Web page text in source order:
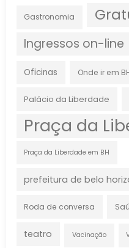
Gastronomia
Ingressos on-line
Oficinas Onde ir em
Palácio da Liberdade
Praça da
Praça da Liberdade em BH
prefeitura de belo
Roda de conversa
teatro Vacinação